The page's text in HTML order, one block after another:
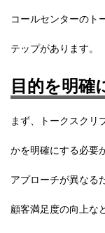
コールセンターのト
テップがあります。
目的を明確
まず、トークスクリ
かを明確にする必要
アプローチが異なる
顧客満足度の向上など